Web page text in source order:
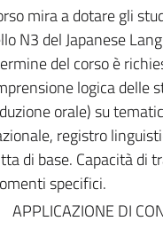
mira a dotare gli
N3 del Japanese
del corso è
logica delle
orale) su
registro
di base. Capacità di
specifici.
APPLICAZIONE DI